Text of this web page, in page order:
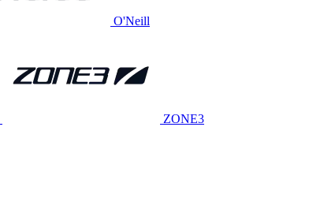
O'Neill
ZONE3